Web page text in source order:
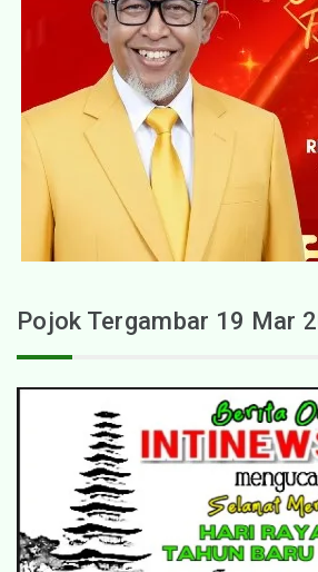
Pojok Tergambar 19 Mar